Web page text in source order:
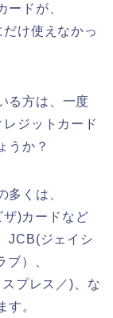
ードが、
け使えなかっ
る方は、一度
ジットカード
うか？
多くは、
)カードなど
JCB(ジェイシ
）、
プレス／)、な
す。